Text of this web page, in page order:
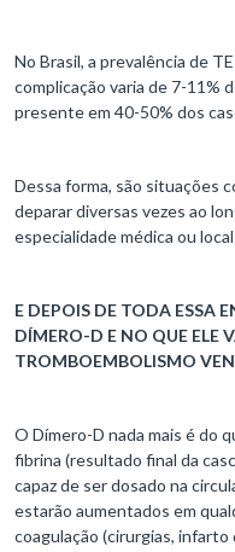
No Brasil, a prevalência de
complicação varia de 7-11%
presente em 40-50% dos
Dessa forma, são situações
deparar diversas vezes ao
especialidade médica ou
E DEPOIS DE TODA ESSA
DÍMERO-D E NO QUE ELE
TROMBOEMBOLISMO
O Dímero-D nada mais é do
fibrina (resultado final da
capaz de ser dosado na
estarão aumentados em
coagulação (cirurgias, infarto